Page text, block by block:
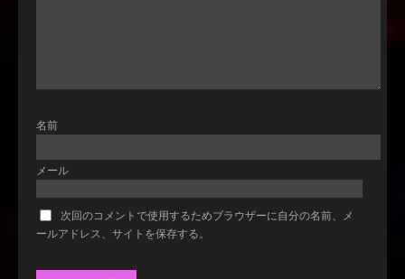
名前
メール
次回のコメントで使用するためブラウザーに自分の名前、メ
ールアドレス、サイトを保存する。